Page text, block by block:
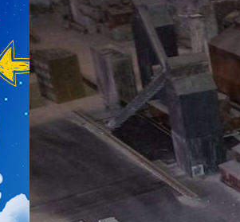
1 2 3 4 5